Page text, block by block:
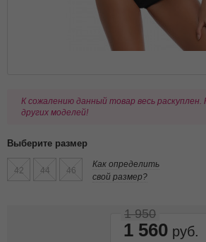
К сожалению данный товар весь
других моделей!
Выберите размер
42 44 46
Как определить
свой размер?
1 560
1 950